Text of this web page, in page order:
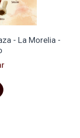
- La Morelia -